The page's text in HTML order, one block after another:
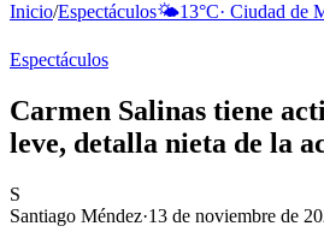
Inicio/Espectáculos🌤️13°C· Ciudad de
Espectáculos
Carmen Salinas tiene
leve, detalla nieta de la
S
Santiago Méndez·13 de noviembre de